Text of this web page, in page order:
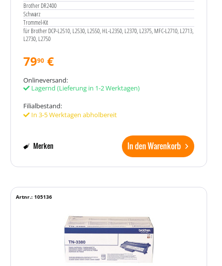
Brother DR2400
Schwarz
Trommel-Kit
für Brother DCP-L2510, L2530, L2550, HL-L2350, L2370, L2375, MFC-L2710, L2713,
L2730, L2750
7990 €
Onlineversand:
Lagernd (Lieferung in 1-2 Werktagen)
Filialbestand:
In 3-5 Werktagen abholbereit
In den Warenkorb
Merken
Artnr.: 105136